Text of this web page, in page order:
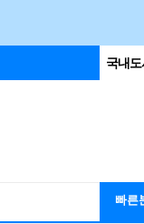
국내도
빠른